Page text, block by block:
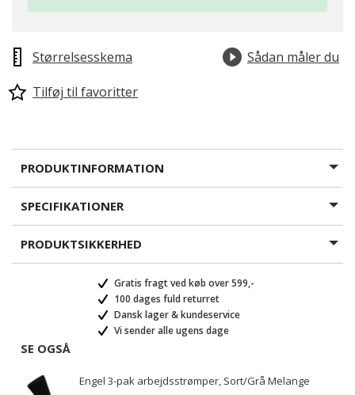
Størrelsesskema
Sådan måler du
Tilføj til favoritter
PRODUKTINFORMATION
SPECIFIKATIONER
PRODUKTSIKKERHED
Gratis fragt ved køb over 599,-
100 dages fuld returret
Dansk lager & kundeservice
Vi sender alle ugens dage
SE OGSÅ
Engel 3-pak arbejdsstrømper, Sort/Grå Melange